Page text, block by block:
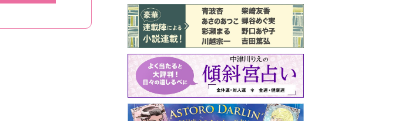
バックナンバー
注目トピ
結婚1か月で離婚を決めました。本当に
よかったのでしょうか
婚約者がBL愛好家でした